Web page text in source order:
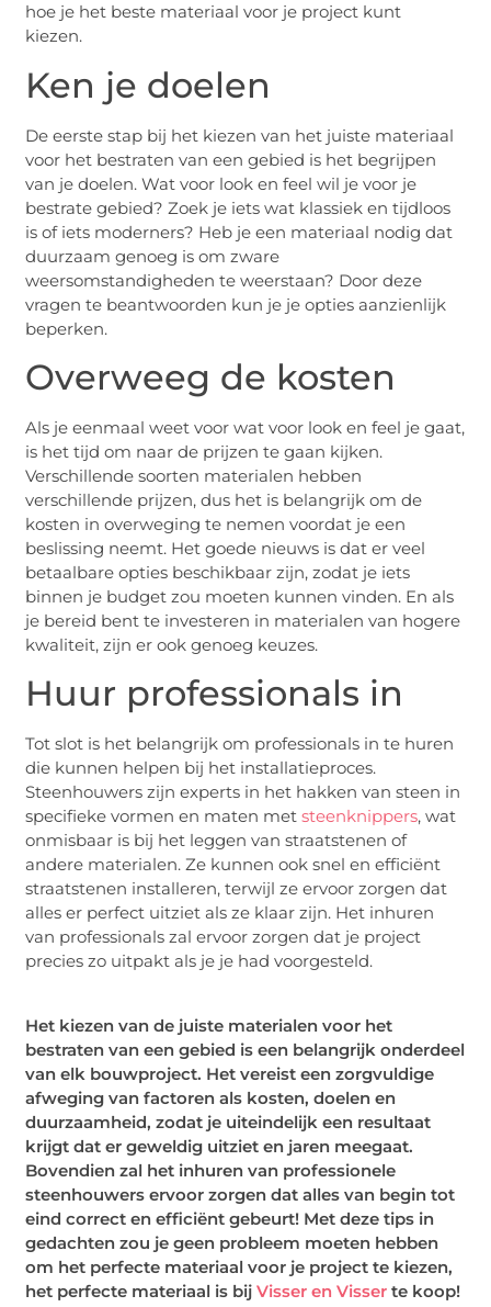
hoe je het beste materiaal voor je project kunt
kiezen.
Ken je doelen
De eerste stap bij het kiezen van het juiste materiaal
voor het bestraten van een gebied is het begrijpen
van je doelen. Wat voor look en feel wil je voor je
bestrate gebied? Zoek je iets wat klassiek en tijdloos
is of iets moderners? Heb je een materiaal nodig dat
duurzaam genoeg is om zware
weersomstandigheden te weerstaan? Door deze
vragen te beantwoorden kun je je opties aanzienlijk
beperken.
Overweeg de kosten
Als je eenmaal weet voor wat voor look en feel je gaat,
is het tijd om naar de prijzen te gaan kijken.
Verschillende soorten materialen hebben
verschillende prijzen, dus het is belangrijk om de
kosten in overweging te nemen voordat je een
beslissing neemt. Het goede nieuws is dat er veel
betaalbare opties beschikbaar zijn, zodat je iets
binnen je budget zou moeten kunnen vinden. En als
je bereid bent te investeren in materialen van hogere
kwaliteit, zijn er ook genoeg keuzes.
Huur professionals in
Tot slot is het belangrijk om professionals in te huren
die kunnen helpen bij het installatieproces.
Steenhouwers zijn experts in het hakken van steen in
specifieke vormen en maten metsteenknippers, wat
onmisbaar is bij het leggen van straatstenen of
andere materialen. Ze kunnen ook snel en efficiënt
straatstenen installeren, terwijl ze ervoor zorgen dat
alles er perfect uitziet als ze klaar zijn. Het inhuren
van professionals zal ervoor zorgen dat je project
precies zo uitpakt als je je had voorgesteld.
Het kiezen van de juiste materialen voor het
bestraten van een gebied is een belangrijk onderdeel
van elk bouwproject. Het vereist een zorgvuldige
afweging van factoren als kosten, doelen en
duurzaamheid, zodat je uiteindelijk een resultaat
krijgt dat er geweldig uitziet en jaren meegaat.
Bovendien zal het inhuren van professionele
steenhouwers ervoor zorgen dat alles van begin tot
eind correct en efficiënt gebeurt! Met deze tips in
gedachten zou je geen probleem moeten hebben
om het perfecte materiaal voor je project te kiezen,
het perfecte materiaal is bijVisser en Visser te koop!